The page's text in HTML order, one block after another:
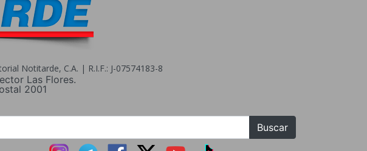
Notitarde, C.A. | R.I.F.: J-07574183-8
Las Flores.
2001
Buscar